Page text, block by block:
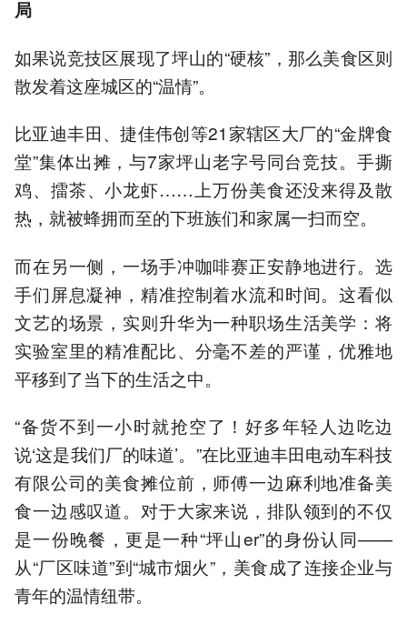
局
如果说竞技区展现了坪山的“硬核”，那么美食区则
散发着这座城区的“温情”。
比亚迪丰田、捷佳伟创等21家辖区大厂的“金牌食
堂”集体出摊，与7家坪山老字号同台竞技。手撕
鸡、擂茶、小龙虾……上万份美食还没来得及散
热，就被蜂拥而至的下班族们和家属一扫而空。
而在另一侧，一场手冲咖啡赛正安静地进行。选
手们屏息凝神，精准控制着水流和时间。这看似
文艺的场景，实则升华为一种职场生活美学：将
实验室里的精准配比、分毫不差的严谨，优雅地
平移到了当下的生活之中。
“备货不到一小时就抢空了！好多年轻人边吃边
说‘这是我们厂的味道’。”在比亚迪丰田电动车科技
有限公司的美食摊位前，师傅一边麻利地准备美
食一边感叹道。对于大家来说，排队领到的不仅
是一份晚餐，更是一种“坪山er”的身份认同——
从“厂区味道”到“城市烟火”，美食成了连接企业与
青年的温情纽带。